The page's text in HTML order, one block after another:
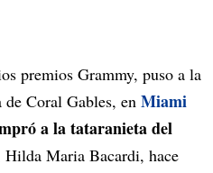
premios Grammy, puso a la
Coral Gables, en Miami
a la tataranieta del
Hilda Maria Bacardi, hace